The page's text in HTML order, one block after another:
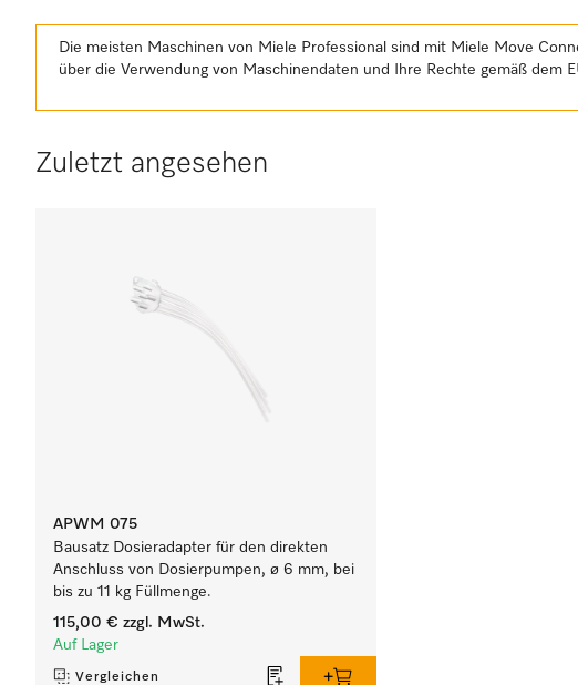
Die meisten Maschinen von Miele Professional sind mit Miele Move
über die Verwendung von Maschinendaten und Ihre Rechte gemäß dem
Zuletzt angesehen
APWM 075
Bausatz Dosieradapter für den direkten
Anschluss von Dosierpumpen, ø 6 mm, bei
bis zu 11 kg Füllmenge.
115,00 € zzgl. MwSt.
Auf Lager
Vergleichen